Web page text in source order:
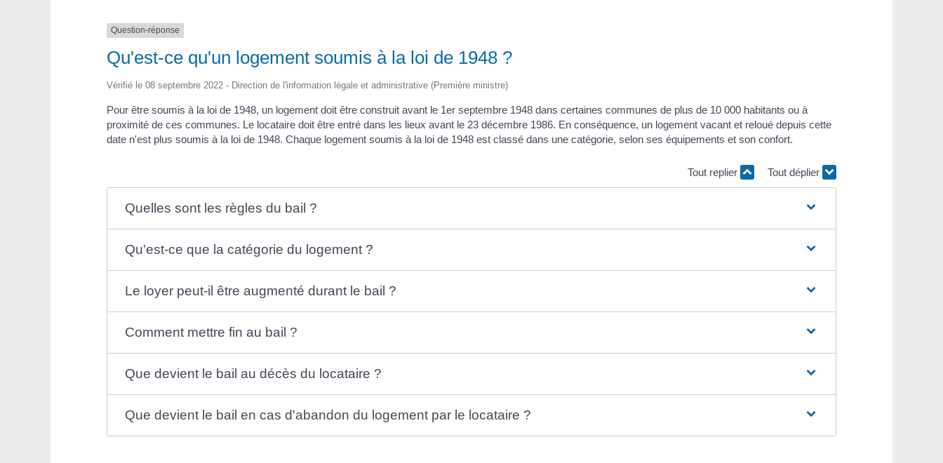
Question-réponse
Qu'est-ce qu'un logement soumis à la loi de 1948 ?
Vérifié le 08 septembre 2022 - Direction de l'information légale et administrative (Première ministre)
Pour être soumis à la loi de 1948, un logement doit être construit avant le 1er septembre 1948 dans certaines communes de plus de 10 000 habitants ou à
proximité de ces communes. Le locataire doit être entré dans les lieux avant le 23 décembre 1986. En conséquence, un logement vacant et reloué depuis cette
date n'est plus soumis à la loi de 1948. Chaque logement soumis à la loi de 1948 est classé dans une catégorie, selon ses équipements et son confort.
Tout replier Tout déplier
Quelles sont les règles du bail ?
Qu'est-ce que la catégorie du logement ?
Le loyer peut-il être augmenté durant le bail ?
Comment mettre fin au bail ?
Que devient le bail au décès du locataire ?
Que devient le bail en cas d'abandon du logement par le locataire ?